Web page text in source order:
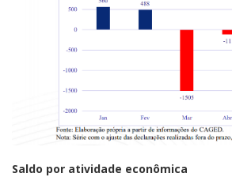
Saldo por atividade econômica